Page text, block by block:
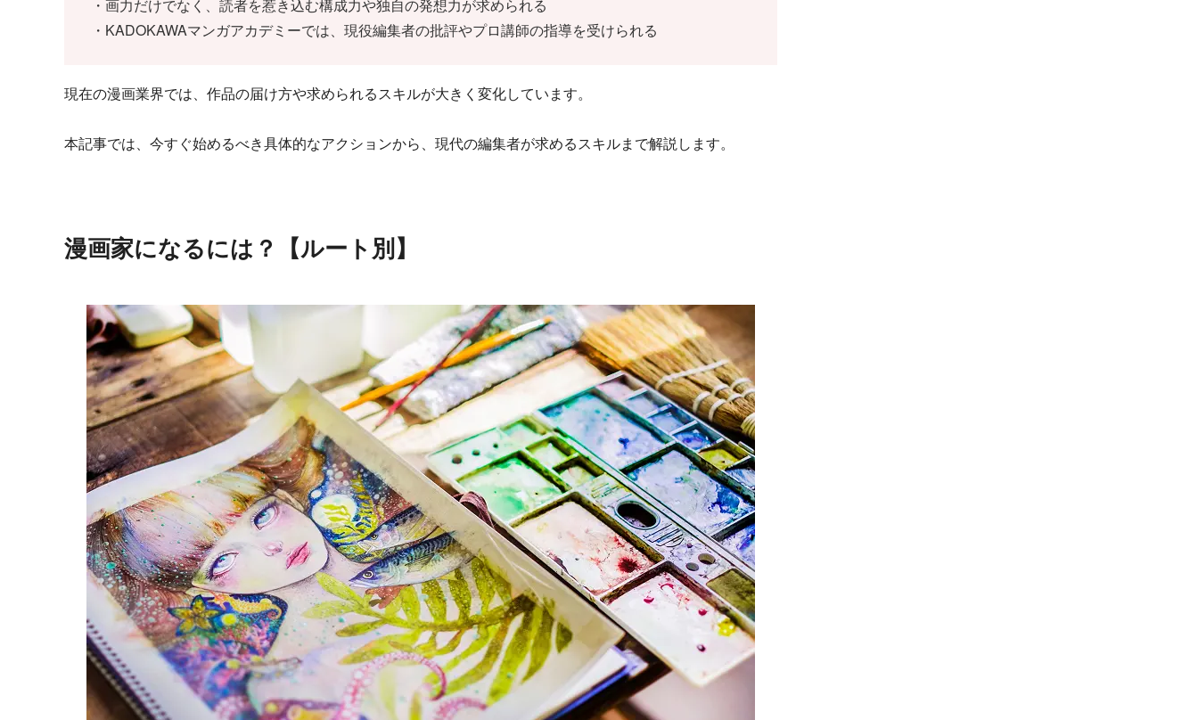
・画力だけでなく、読者を惹き込む構成力や独自の発想力が求められる
・KADOKAWAマンガアカデミーでは、現役編集者の批評やプロ講師の指導を受けられる
現在の漫画業界では、作品の届け方や求められるスキルが大きく変化しています。
本記事では、今すぐ始めるべき具体的なアクションから、現代の編集者が求めるスキルまで解説します。
漫画家になるには？【ルート別】